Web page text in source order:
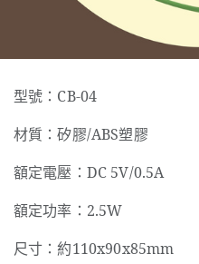
型號：CB-04
材質：矽膠/ABS塑膠
額定電壓：DC 5V/0.5A
額定功率：2.5W
尺寸：約110x90x85mm